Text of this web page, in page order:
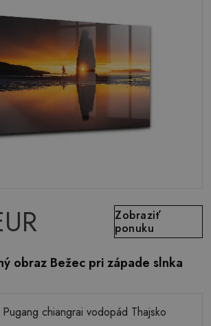
Zobraziť
ponuku
obraz Bežec pri západe slnka